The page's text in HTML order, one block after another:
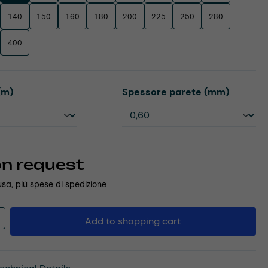
request
più spese di spedizione
140 150 160 180 200 225 250 280
400
Select
Spessore parete (mm)
Quantity: Enter the desired amount
Add to shopping cart